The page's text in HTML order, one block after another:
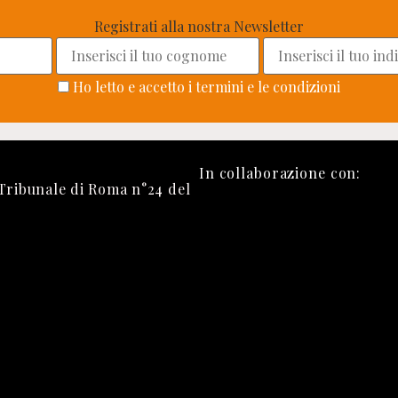
Registrati alla nostra Newsletter
Ho letto e accetto i termini e le condizioni
di Roma n°24 del
In collaborazione con: